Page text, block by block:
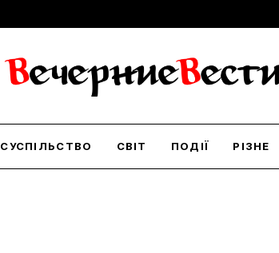
СУСПІЛЬСТВО СВІТ ПОДІЇ РІЗНЕ